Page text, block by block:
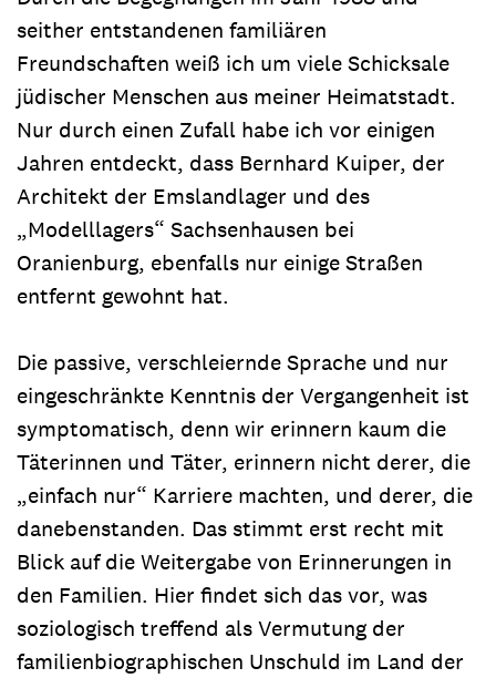
seither entstandenen familiären
Freundschaften weiß ich um viele Schicksale
jüdischer Menschen aus meiner Heimatstadt.
Nur durch einen Zufall habe ich vor einigen
Jahren entdeckt, dass Bernhard Kuiper, der
Architekt der Emslandlager und des
„Modelllagers“ Sachsenhausen bei
Oranienburg, ebenfalls nur einige Straßen
entfernt gewohnt hat.
Die passive, verschleiernde Sprache und nur
eingeschränkte Kenntnis der Vergangenheit ist
symptomatisch, denn wir erinnern kaum die
Täterinnen und Täter, erinnern nicht derer, die
„einfach nur“ Karriere machten, und derer, die
danebenstanden. Das stimmt erst recht mit
Blick auf die Weitergabe von Erinnerungen in
den Familien. Hier findet sich das vor, was
soziologisch treffend als Vermutung der
familienbiographischen Unschuld im Land der